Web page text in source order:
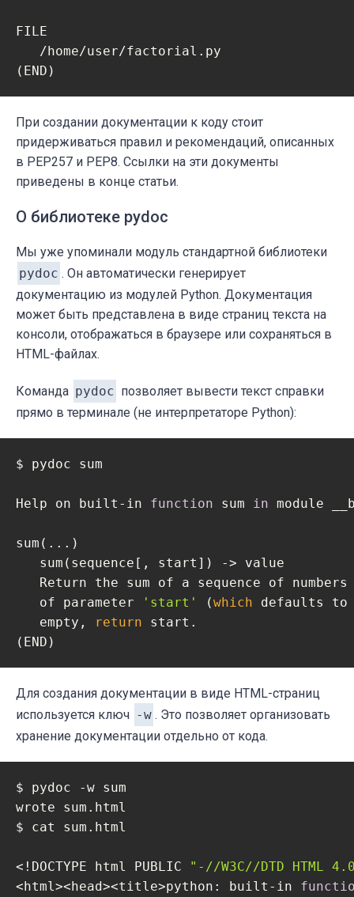
FILE
/home/user/factorial.py
(END)
При создании документации к коду стоит
придерживаться правил и рекомендаций, описанных
в PEP257 и PEP8. Ссылки на эти документы
приведены в конце статьи.
О библиотеке pydoc
Мы уже упоминали модуль стандартной библиотеки
pydoc . Он автоматически генерирует
документацию из модулей Python. Документация
может быть представлена ​​в виде страниц текста на
консоли, отображаться в браузере или сохраняться в
HTML-файлах.
Команда pydoc позволяет вывести текст справки
прямо в терминале (не интерпретаторе Python):
$ pydoc sum
Help on built-in function sum in module
sum(...)
sum(sequence[, start]) -> value
Return the sum of a sequence of
of parameter
'start' (which defaults to
empty,
return start.
(END)
Для создания документации в виде HTML-страниц
используется ключ -w . Это позволяет организовать
хранение документации отдельно от кода.
$ pydoc -w sum
wrote sum.html
$ cat sum.html
<!DOCTYPE html PUBLIC
"-//W3C//DTD HTML
<html><head><title>python: built-in